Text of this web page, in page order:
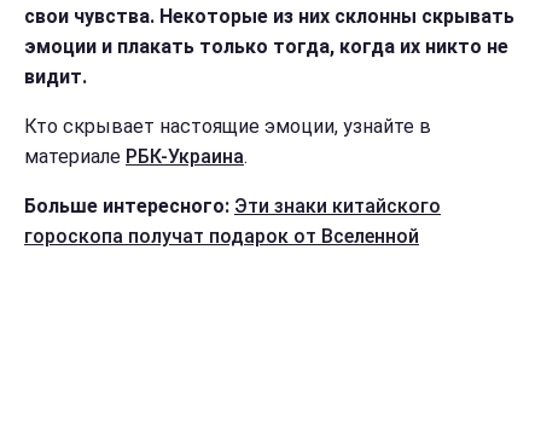
свои чувства. Некоторые из них склонны скрывать
эмоции и плакать только тогда, когда их никто не
видит.
Кто скрывает настоящие эмоции, узнайте в
материале РБК-Украина.
Больше интересного: Эти знаки китайского
гороскопа получат подарок от Вселенной